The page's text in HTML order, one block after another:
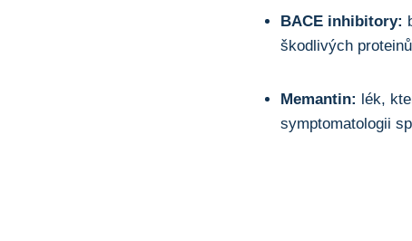
BACE inhibitory:
škodlivých
Memantin: lék,
symptomatologii